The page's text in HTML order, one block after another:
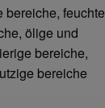
bereiche, feuchte
ölige und
bereiche,
bereiche